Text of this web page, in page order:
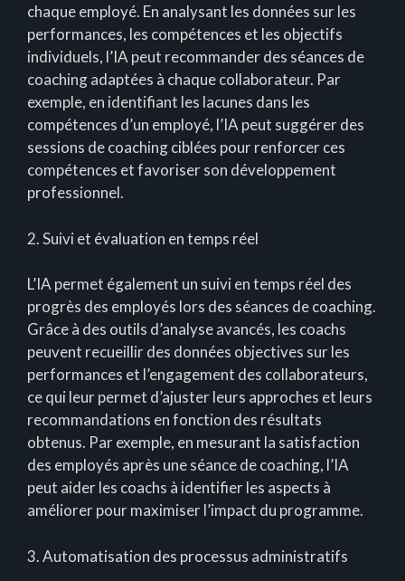
chaque employé. En analysant les données sur les
performances, les compétences et les objectifs
individuels, l’IA peut recommander des séances de
coaching adaptées à chaque collaborateur. Par
exemple, en identifiant les lacunes dans les
compétences d’un employé, l’IA peut suggérer des
sessions de coaching ciblées pour renforcer ces
compétences et favoriser son développement
professionnel.
2. Suivi et évaluation en temps réel
L’IA permet également un suivi en temps réel des
progrès des employés lors des séances de coaching.
Grâce à des outils d’analyse avancés, les coachs
peuvent recueillir des données objectives sur les
performances et l’engagement des collaborateurs,
ce qui leur permet d’ajuster leurs approches et leurs
recommandations en fonction des résultats
obtenus. Par exemple, en mesurant la satisfaction
des employés après une séance de coaching, l’IA
peut aider les coachs à identifier les aspects à
améliorer pour maximiser l’impact du programme.
3. Automatisation des processus administratifs